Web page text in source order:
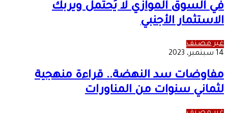
في السوق الموازي لا يُحتمل ويربك
الاستثمار الأجنبي
غير مصنف
14 سبتمبر، 2023
مفاوضات سد النهضة.. قراءة منهجية
لثماني سنوات من المناورات